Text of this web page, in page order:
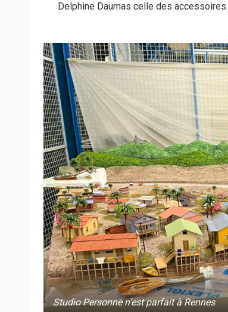
Delphine Daumas celle des accessoires.
Studio Personne n’est parfait à Rennes